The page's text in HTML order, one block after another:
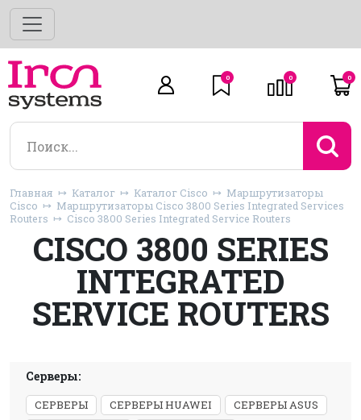
0 0 0
Главная Каталог Каталог Cisco
Маршрутизаторы
Cisco
Маршрутизаторы Cisco 3800 Series Integrated Services
Routers
Cisco 3800 Series Integrated Service Routers
CISCO 3800 SERIES
INTEGRATED
SERVICE ROUTERS
Серверы:
СЕРВЕРЫ СЕРВЕРЫ HUAWEI
СЕРВЕРЫ ASUS